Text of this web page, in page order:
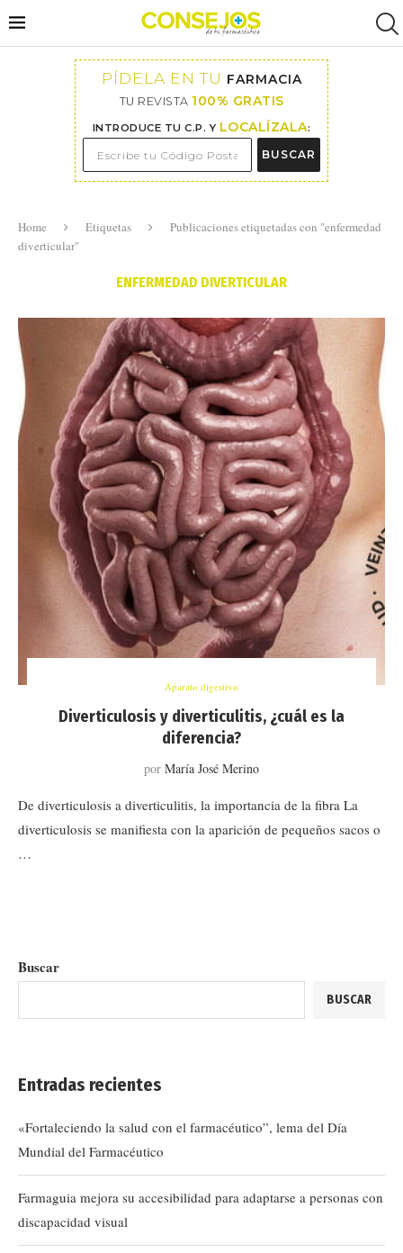
PÍDELA EN TU FARMACIA
TU REVISTA 100% GRATIS
INTRODUCE TU C.P. Y LOCALÍZALA:
BUSCAR
Home Etiquetas
Publicaciones etiquetadas con "enfermedad
diverticular"
ENFERMEDAD DIVERTICULAR
Aparato digestivo
Diverticulosis y diverticulitis, ¿cuál es la
diferencia?
por María José Merino
De diverticulosis a diverticulitis, la importancia de la fibra La
diverticulosis se manifiesta con la aparición de pequeños sacos o
…
Buscar
BUSCAR
Entradas recientes
«Fortaleciendo la salud con el farmacéutico”, lema del Día
Mundial del Farmacéutico
Farmaguia mejora su accesibilidad para adaptarse a personas con
discapacidad visual